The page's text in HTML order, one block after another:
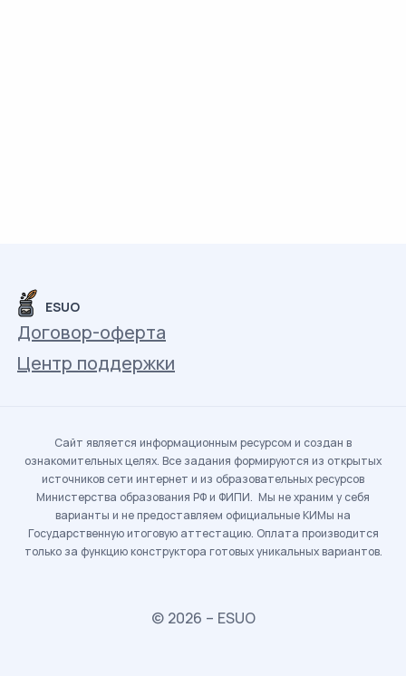
ESUO
Договор-оферта
Центр поддержки
Сайт является информационным ресурсом и создан в
ознакомительных целях. Все задания формируются из открытых
источников сети интернет и из образовательных ресурсов
Министерства образования РФ и ФИПИ. Мы не храним у себя
варианты и не предоставляем официальные КИМы на
Государственную итоговую аттестацию. Оплата производится
только за функцию конструктора готовых уникальных вариантов.
© 2026 – ESUO